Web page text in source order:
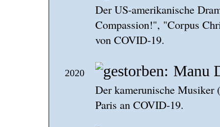
Der US-amerikanische
Compassion!", "Corpus
von COVID-19.
2020 Manu
Der kamerunische
Paris an COVID-19.